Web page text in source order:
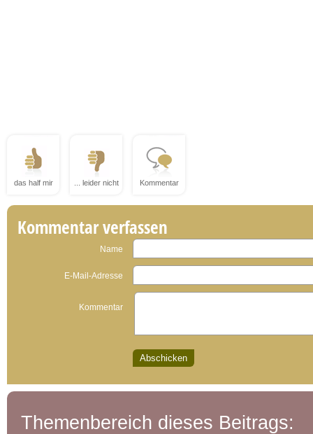
das half mir ... leider nicht Kommentar
Kommentar verfassen
Name
E-Mail-Adresse
Kommentar
Themenbereich dieses Beitrags: